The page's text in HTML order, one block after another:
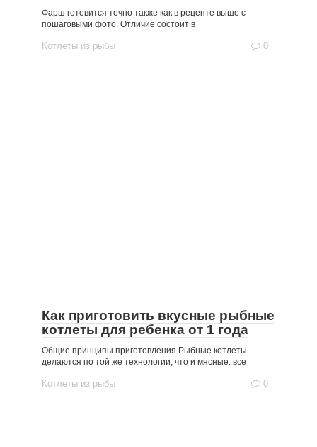
Фарш готовится точно также как в рецепте выше с
пошаговыми фото. Отличие состоит в
Котлеты из рыбы 0
Как приготовить вкусные рыбные
котлеты для ребенка от 1 года
Общие принципы приготовления Рыбные котлеты
делаются по той же технологии, что и мясные: все
Котлеты из рыбы 0